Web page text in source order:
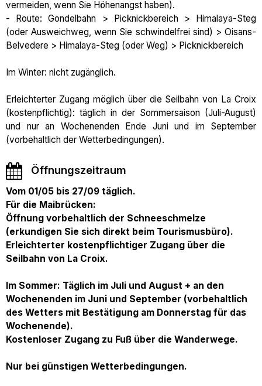
vermeiden, wenn Sie Höhenangst haben).
- Route: Gondelbahn > Picknickbereich > Himalaya-Steg
(oder Ausweichweg, wenn Sie schwindelfrei sind) > Oisans-
Belvedere > Himalaya-Steg (oder Weg) > Picknickbereich
Im Winter: nicht zugänglich.
Erleichterter Zugang möglich über die Seilbahn von La Croix
(kostenpflichtig): täglich in der Sommersaison (Juli-August)
und nur an Wochenenden Ende Juni und im September
(vorbehaltlich der Wetterbedingungen).
Öffnungszeitraum
Vom 01/05 bis 27/09 täglich.
Für die Maibrücken:
Öffnung vorbehaltlich der Schneeschmelze
(erkundigen Sie sich direkt beim Tourismusbüro).
Erleichterter kostenpflichtiger Zugang über die
Seilbahn von La Croix.
Im Sommer: Täglich im Juli und August + an den
Wochenenden im Juni und September (vorbehaltlich
des Wetters mit Bestätigung am Donnerstag für das
Wochenende).
Kostenloser Zugang zu Fuß über die Wanderwege.
Nur bei günstigen Wetterbedingungen.